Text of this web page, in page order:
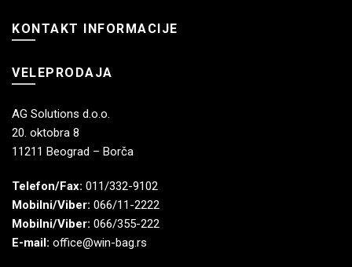
KONTAKT INFORMACIJE
VELEPRODAJA
AG Solutions d.o.o.
20. oktobra 8
11211 Beograd – Borča
Telefon/Fax: 011/332-9102
Mobilni/Viber: 066/11-2222
Mobilni/Viber: 066/355-222
E-mail: office@win-bag.rs